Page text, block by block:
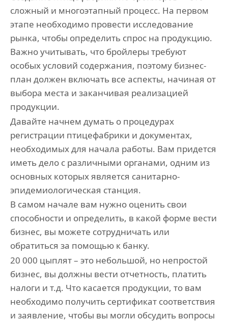
сложный и многоэтапный процесс. На первом
этапе необходимо провести исследование
рынка, чтобы определить спрос на продукцию.
Важно учитывать, что бройлеры требуют
особых условий содержания, поэтому бизнес-
план должен включать все аспекты, начиная от
выбора места и заканчивая реализацией
продукции.
Давайте начнем думать о процедурах
регистрации птицефабрики и документах,
необходимых для начала работы. Вам придется
иметь дело с различными органами, одним из
основных которых является санитарно-
эпидемиологическая станция.
В самом начале вам нужно оценить свои
способности и определить, в какой форме вести
бизнес, вы можете сотрудничать или
обратиться за помощью к банку.
20 000 цыплят – это небольшой, но непростой
бизнес, вы должны вести отчетность, платить
налоги и т.д. Что касается продукции, то вам
необходимо получить сертификат соответствия
и заявление, чтобы вы могли обсудить вопросы